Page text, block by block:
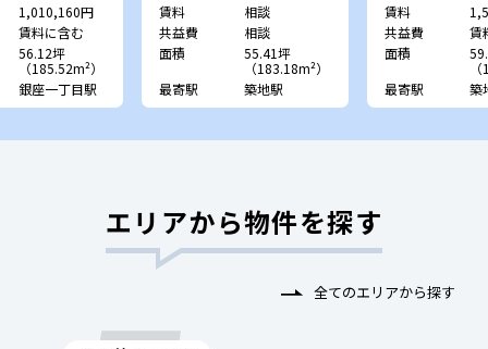
1,010,160円
賃料に含む
56.12坪
（185.52m²）
銀座一丁目駅
賃料
相談
共益費
相談
面積
55.41坪
（183.18m²）
最寄駅
築地駅
賃料
共益費
賃
面積
最寄駅
築
エリアから物件を探す
全てのエリアから探す